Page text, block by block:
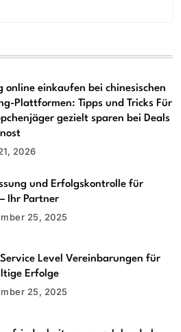
online einkaufen bei chinesischen
Plattformen: Tipps und Tricks Für
gezielt sparen bei Deals
2026
und Erfolgskontrolle für
Ihr Partner
25, 2025
Level Vereinbarungen für
Erfolge
25, 2025